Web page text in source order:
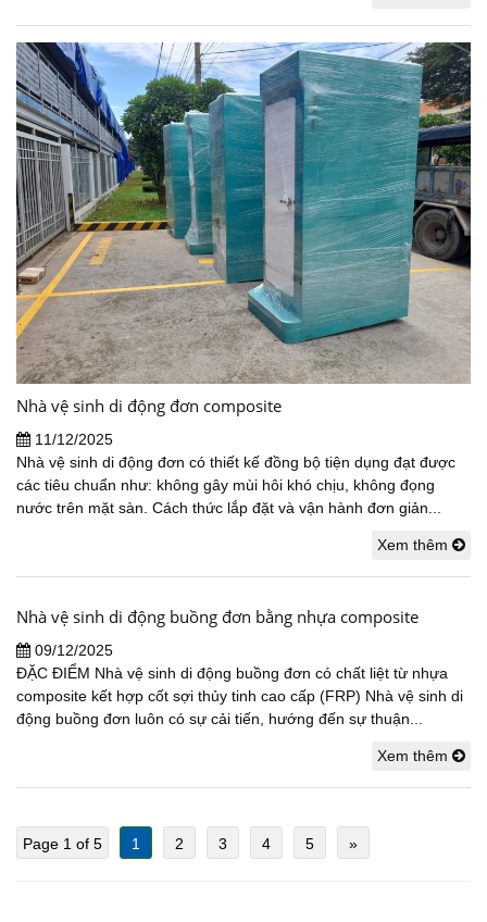
Nhà vệ sinh di động đơn composite
11/12/2025
Nhà vệ sinh di động đơn có thiết kế đồng bộ tiện dụng đạt được
các tiêu chuẩn như: không gây mùi hôi khó chịu, không đọng
nước trên mặt sàn. Cách thức lắp đặt và vận hành đơn giản...
Xem thêm
Nhà vệ sinh di động buồng đơn bằng nhựa composite
09/12/2025
ĐẶC ĐIỂM Nhà vệ sinh di động buồng đơn có chất liệt từ nhựa
composite kết hợp cốt sợi thủy tinh cao cấp (FRP) Nhà vệ sinh di
động buồng đơn luôn có sự cải tiến, hướng đến sự thuận...
Xem thêm
Page 1 of 5 1 2 3 4 5 »